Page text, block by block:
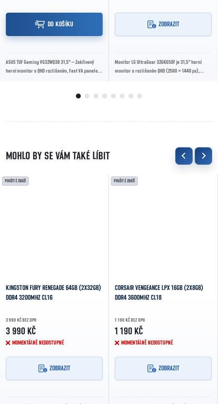
DO KOŠÍKU
ASUS TUF Gaming VG32WQ3B 31,5" – Zakřivený
herní monitor s QHD rozlišením, Fast VA panelem,
ZOBRAZIT
Monitor LG UltraGear 32GK650F je 31,5" herní
monitor s rozlišením QHD (2560 × 1440 px),
POUŽITÉ ZBOŽÍ
KINGSTON FURY RENEGADE 64GB (2X32GB)
DDR4 3200MHZ CL16
3 990 KČ BEZ DPH
3 990 KČ
MOMENTÁLNĚ NEDOSTUPNÉ
ZOBRAZIT
POUŽITÉ ZBOŽÍ
CORSAIR VENGEANCE LPX 16GB (2X8GB)
DDR4 3600MHZ CL18
1 190 KČ BEZ DPH
1 190 KČ
MOMENTÁLNĚ NEDOSTUPNÉ
ZOBRAZIT